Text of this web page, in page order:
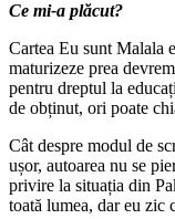
Ce mi-a plăcut?
Cartea Eu sunt Malala
maturizeze prea
pentru dreptul la
de obținut, ori poate
Cât despre modul de
ușor, autoarea nu se
privire la situația din
toată lumea, dar eu zic